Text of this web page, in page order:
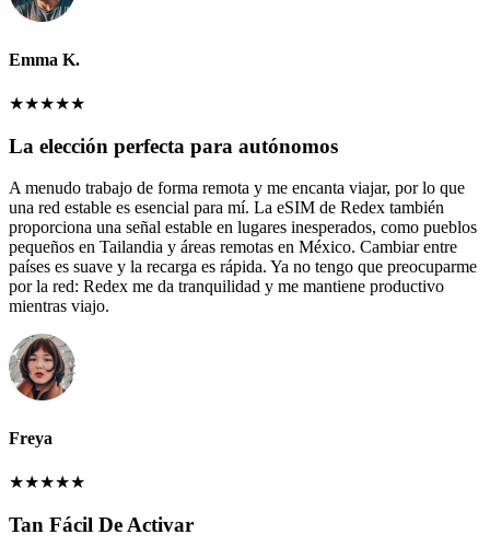
Emma K.
★★★★★
La elección perfecta para autónomos
A menudo trabajo de forma remota y me encanta viajar, por lo que
una red estable es esencial para mí. La eSIM de Redex también
proporciona una señal estable en lugares inesperados, como pueblos
pequeños en Tailandia y áreas remotas en México. Cambiar entre
países es suave y la recarga es rápida. Ya no tengo que preocuparme
por la red: Redex me da tranquilidad y me mantiene productivo
mientras viajo.
Freya
★★★★★
Tan Fácil De Activar